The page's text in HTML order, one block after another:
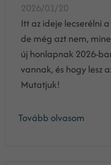
2026/01/20
Itt az ideje lecserélni
de még azt nem,
új honlapnak 2026-
vannak, és hogy lesz
Mutatjuk!
Tovább olvasom